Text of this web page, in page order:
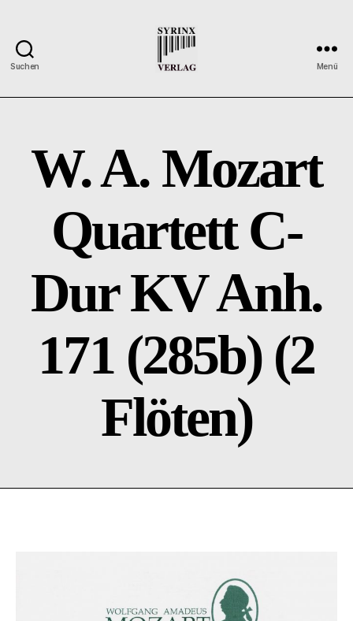
Suchen
Verlag
Verlag
der
Flötisten
Menü
W. A. Mozart
Quartett C-
Dur KV Anh.
171 (285b) (2
Flöten)